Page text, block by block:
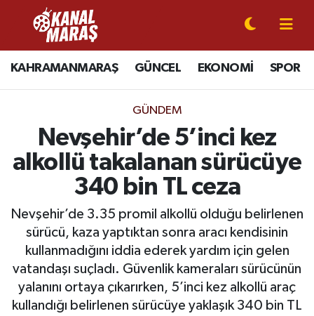
KAHRAMANMARAŞ GÜNCEL EKONOMİ SPOR
GÜNDEM
Nevşehir’de 5’inci kez
alkollü takalanan sürücüye
340 bin TL ceza
Nevşehir’de 3.35 promil alkollü olduğu belirlenen
sürücü, kaza yaptıktan sonra aracı kendisinin
kullanmadığını iddia ederek yardım için gelen
vatandaşı suçladı. Güvenlik kameraları sürücünün
yalanını ortaya çıkarırken, 5’inci kez alkollü araç
kullandığı belirlenen sürücüye yaklaşık 340 bin TL
CANLI YAYIN
KAHRAMANMARAŞ
SPOR
SİYASET
EKONOMİ
GÜNDEM
MAGAZİN
Kahramanmaraş Nöbetçi Eczaneler
Kahramanmaraş Hava Durumu
Kahramanmaraş Namaz Vakitleri
Kahramanmaraş Trafik Yoğunluk Haritası
Süper Lig Puan Durumu ve Fikstür
Tüm Manşetler
Son Dakika Haberleri
Haber Arşivi